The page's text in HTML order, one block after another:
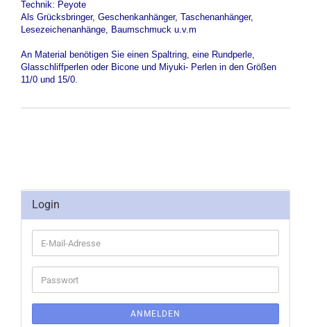
Technik: Peyote
Als Grücksbringer, Geschenkanhänger, Taschenanhänger,
Lesezeichenanhänge, Baumschmuck u.v.m
An Material benötigen Sie einen Spaltring, eine Rundperle,
Glasschliffperlen oder Bicone und Miyuki- Perlen in den Größen
11/0 und 15/0.
Login
E-
Mail-
Adresse
Passwort
ANMELDEN